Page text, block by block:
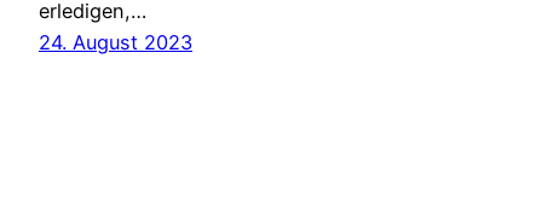
erledigen,…
24. August 2023